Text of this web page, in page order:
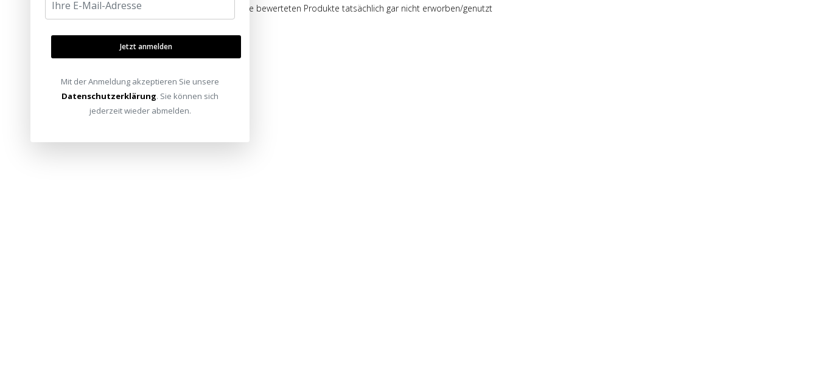
auch von Verbrauchern stammen, die die bewerteten Produkte tatsächlich gar nicht erworben/genutzt
haben.
Jetzt anmelden
Mit der Anmeldung akzeptieren Sie unsere
Datenschutzerklärung. Sie können sich
jederzeit wieder abmelden.